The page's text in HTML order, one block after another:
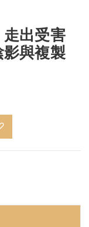
出受害
與複製